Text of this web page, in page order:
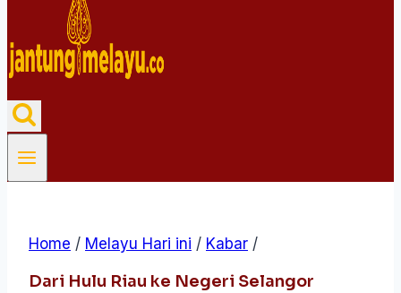
Home / Melayu Hari ini / Kabar /
Dari Hulu Riau ke Negeri Selangor